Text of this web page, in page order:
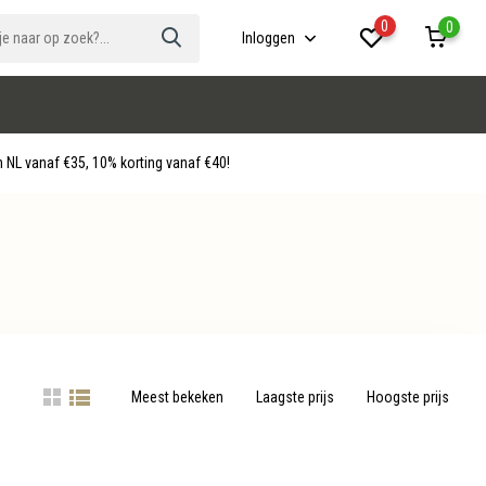
Inloggen
0 0
vanaf €35, 10% korting vanaf €40!
Meest bekeken Laagste prijs Hoogste prijs